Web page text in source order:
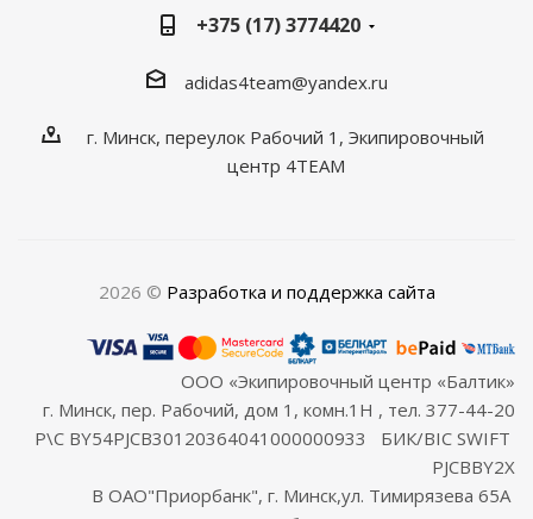
+375 (17) 3774420
adidas4team@yandex.ru
г. Минск, переулок Рабочий 1, Экипировочный
центр 4TEAM
2026 © Разработка и поддержка сайта
ООО «Экипировочный центр «Балтик»
г. Минск, пер. Рабочий, дом 1, комн.1Н , тел. 377-44-20
Р\С BY54PJCB30120364041000000933 БИК/BIC SWIFT
PJCBBY2X
В ОАО"Приорбанк", г. Минск,ул. Тимирязева 65А